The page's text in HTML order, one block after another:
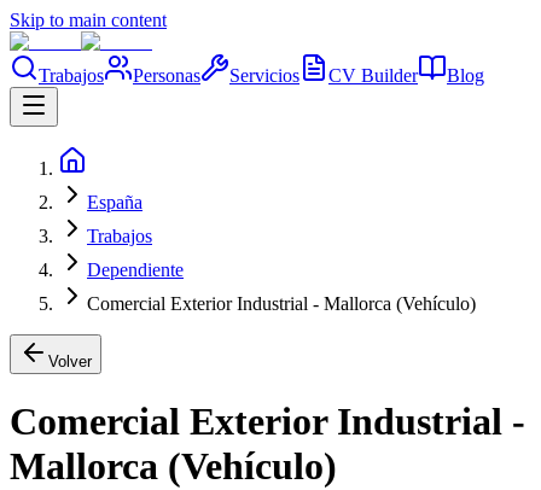
Skip to main content
Trabajos Personas Servicios CV Builder Blog
España
Trabajos
Dependiente
Comercial Exterior Industrial - Mallorca (Vehículo)
Volver
Comercial Exterior Industrial -
Mallorca (Vehículo)